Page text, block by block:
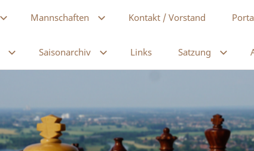
Mannschaften Kontakt / Vorstand
Saisonarchiv Links Satzung